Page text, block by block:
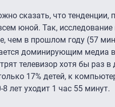
сказать, что
юной. Так,
чем в прошлом году (57
доминирующим медиа
телевизор хотя бы
17% детей, к
лет уходит 1 час 55 минут.